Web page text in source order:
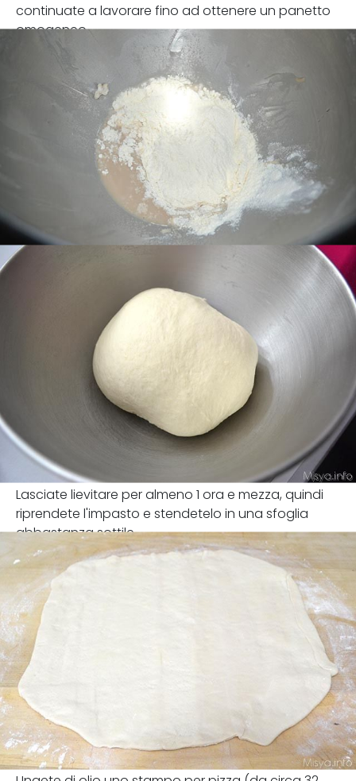
continuate a lavorare fino ad ottenere un panetto
omogeneo.
Lasciate lievitare per almeno 1 ora e mezza, quindi
riprendete l'impasto e stendetelo in una sfoglia
abbastanza sottile.